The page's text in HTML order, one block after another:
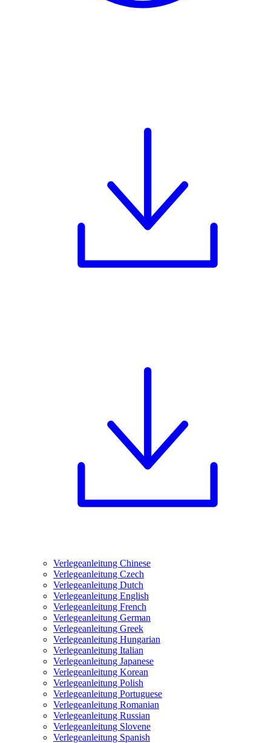
Verlegeanleitung Chinese
Verlegeanleitung Czech
Verlegeanleitung Dutch
Verlegeanleitung English
Verlegeanleitung French
Verlegeanleitung German
Verlegeanleitung Greek
Verlegeanleitung Hungarian
Verlegeanleitung Italian
Verlegeanleitung Japanese
Verlegeanleitung Korean
Verlegeanleitung Polish
Verlegeanleitung Portuguese
Verlegeanleitung Romanian
Verlegeanleitung Russian
Verlegeanleitung Slovene
Verlegeanleitung Spanish